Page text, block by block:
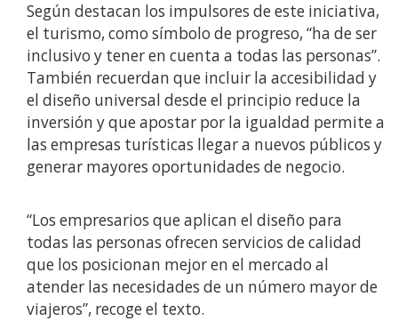
Según destacan los impulsores de este iniciativa,
el turismo, como símbolo de progreso, “ha de ser
inclusivo y tener en cuenta a todas las personas”.
También recuerdan que incluir la accesibilidad y
el diseño universal desde el principio reduce la
inversión y que apostar por la igualdad permite a
las empresas turísticas llegar a nuevos públicos y
generar mayores oportunidades de negocio.
“Los empresarios que aplican el diseño para
todas las personas ofrecen servicios de calidad
que los posicionan mejor en el mercado al
atender las necesidades de un número mayor de
viajeros”, recoge el texto.